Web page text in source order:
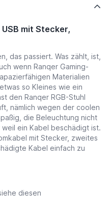
mit Stecker,
das passiert. Was zählt, ist,
wenn Ranqer Gaming-
Materialien
so Kleines wie ein
den Ranqer RGB-Stuhl
nämlich wegen der coolen
die Beleuchtung nicht
ein Kabel beschädigt ist.
mit Stecker, zweites
Kabel einfach zu
diesen